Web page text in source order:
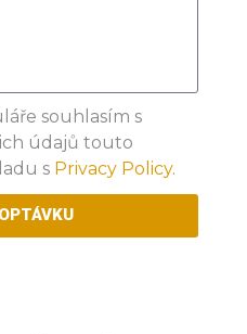
souhlasím s
údajů touto
s Privacy Policy.